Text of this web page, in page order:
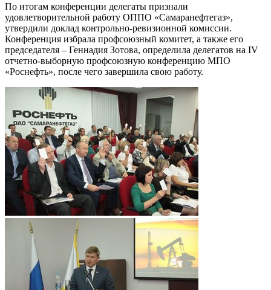
По итогам конференции делегаты признали
удовлетворительной работу ОППО «Самаранефтегаз»,
утвердили доклад контрольно-ревизионной комиссии.
Конференция избрала профсоюзный комитет, а также его
председателя – Геннадия Зотова, определила делегатов на IV
отчетно-выборную профсоюзную конференцию МПО
«Роснефть», после чего завершила свою работу.